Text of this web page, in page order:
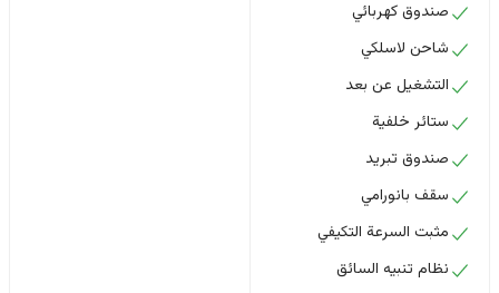
صندوق كهربائي
شاحن لاسلكي
التشغيل عن بعد
ستائر خلفية
صندوق تبريد
سقف بانورامي
مثبت السرعة التكيفي
نظام تنبيه السائق